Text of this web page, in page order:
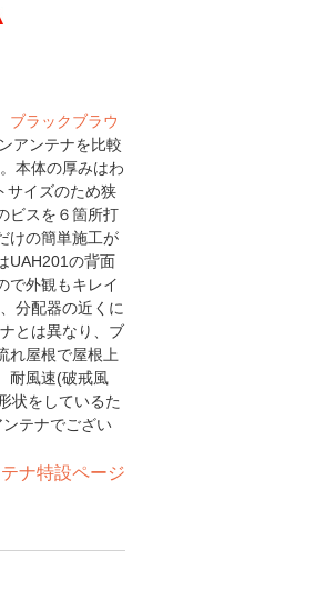
ブラックブラウ
アンテナを比較
本体の厚みはわ
サイズのため狭
ビスを６箇所打
けの簡単施工が
UAH201の背面
で外観もキレイ
分配器の近くに
とは異なり、ブ
れ屋根で屋根上
耐風速(破戒風
状をしているた
テナでござい
ナ特設ページ